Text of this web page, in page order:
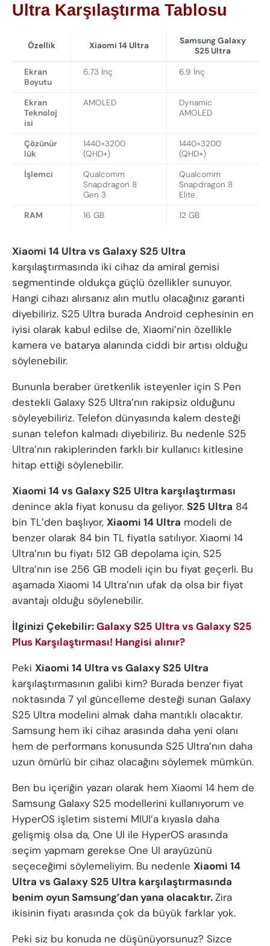
Ultra Karşılaştırma Tablosu
Özellik Xiaomi 14 Ultra
Samsung Galaxy
S25 Ultra
Ekran
Boyutu
6.73 İnç 6.9 İnç
Ekran
Teknoloj
isi
AMOLED
Dynamic
AMOLED
Çözünür
lük
1440×3200
(QHD+)
1440×3200
(QHD+)
İşlemci
Qualcomm
Snapdragon 8
Gen 3
Qualcomm
Snapdragon 8
Elite
RAM
16 GB 12 GB
Xiaomi 14 Ultra vs Galaxy S25 Ultra
karşılaştırmasında iki cihaz da amiral gemisi
segmentinde oldukça güçlü özellikler sunuyor.
Hangi cihazı alırsanız alın mutlu olacağınız garanti
diyebiliriz. S25 Ultra burada Android cephesinin en
iyisi olarak kabul edilse de, Xiaomi’nin özellikle
kamera ve batarya alanında ciddi bir artısı olduğu
söylenebilir.
Bununla beraber üretkenlik isteyenler için S Pen
destekli Galaxy S25 Ultra’nın rakipsiz olduğunu
söyleyebiliriz. Telefon dünyasında kalem desteği
sunan telefon kalmadı diyebiliriz. Bu nedenle S25
Ultra’nın rakiplerinden farklı bir kullanıcı kitlesine
hitap ettiği söylenebilir.
Xiaomi 14 vs Galaxy S25 Ultra karşılaştırması
denince akla fiyat konusu da geliyor. S25 Ultra 84
bin TL’den başlıyor, Xiaomi 14 Ultra modeli de
benzer olarak 84 bin TL fiyatla satılıyor. Xiaomi 14
Ultra’nın bu fiyatı 512 GB depolama için, S25
Ultra’nın ise 256 GB modeli için bu fiyat geçerli. Bu
aşamada Xiaomi 14 Ultra’nın ufak da olsa bir fiyat
avantajı olduğu söylenebilir.
İlginizi Çekebilir:Galaxy S25 Ultra vs Galaxy S25
Plus Karşılaştırması! Hangisi alınır?
Peki Xiaomi 14 Ultra vs Galaxy S25 Ultra
karşılaştırmasının galibi kim? Burada benzer fiyat
noktasında 7 yıl güncelleme desteği sunan Galaxy
S25 Ultra modelini almak daha mantıklı olacaktır.
Samsung hem iki cihaz arasında daha yeni olanı
hem de performans konusunda S25 Ultra’nın daha
uzun ömürlü bir cihaz olacağını söylemek mümkün.
Ben bu içeriğin yazarı olarak hem Xiaomi 14 hem de
Samsung Galaxy S25 modellerini kullanıyorum ve
HyperOS işletim sistemi MIUI’a kıyasla daha
gelişmiş olsa da, One UI ile HyperOS arasında
seçim yapmam gerekse One UI arayüzünü
seçeceğimi söylemeliyim. Bu nedenle Xiaomi 14
Ultra vs Galaxy S25 Ultra karşılaştırmasında
benim oyun Samsung’dan yana olacaktır.Zira
ikisinin fiyatı arasında çok da büyük farklar yok.
Peki siz bu konuda ne düşünüyorsunuz? Sizce